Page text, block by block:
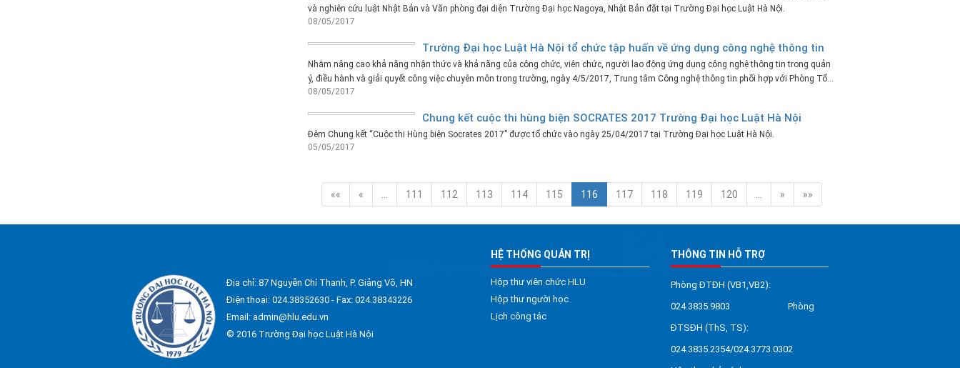
và nghiên cứu luật Nhật Bản và Văn phòng đại diện Trường Đại học Nagoya, Nhật Bản đặt tại Trường Đại học Luật Hà Nội.
08/05/2017
Trường Đại học Luật Hà Nội tổ chức tập huấn về ứng dụng công nghệ thông tin
Nhằm nâng cao khả năng nhận thức và khả năng của công chức, viên chức, người lao động ứng dụng công nghệ thông tin trong quản
ý, điều hành và giải quyết công việc chuyên môn trong trường, ngày 4/5/2017, Trung tâm Công nghệ thông tin phối hợp với Phòng Tổ...
08/05/2017
Chung kết cuộc thi hùng biện SOCRATES 2017 Trường Đại học Luật Hà Nội
Đêm Chung kết “Cuộc thi Hùng biện Socrates 2017” được tổ chức vào ngày 25/04/2017 tại Trường Đại học Luật Hà Nội.
05/05/2017
«« « 111 112 113 114 115 116 117 118 119 120 » »»
Địa chỉ: 87 Nguyễn Chí Thanh, P. Giảng Võ, HN
Điện thoại: 024.38352630 - Fax: 024.38343226
Email: admin@hlu.edu.vn
© 2016 Trường Đại học Luật Hà Nội
HỆ THỐNG QUẢN TRỊ
Hộp thư viên chức HLU
Hộp thư người học
Lịch công tác
THÔNG TIN HỖ TRỢ
Phòng ĐTĐH (VB1,VB2):
024.3835.9803 Phòng
ĐTSĐH (ThS, TS):
024.3835.2354/024.3773.0302